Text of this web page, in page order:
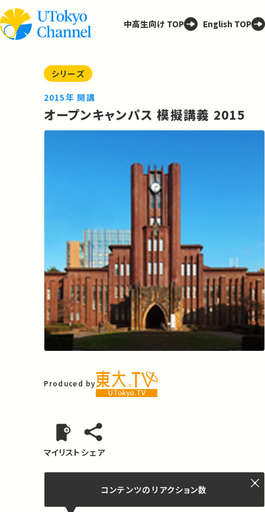
中高生向け TOP English TOP
シリーズ
2015年 開講
オープンキャンパス 模擬講義 2015
Produced by
マイリスト シェア
コンテンツの リアクション数